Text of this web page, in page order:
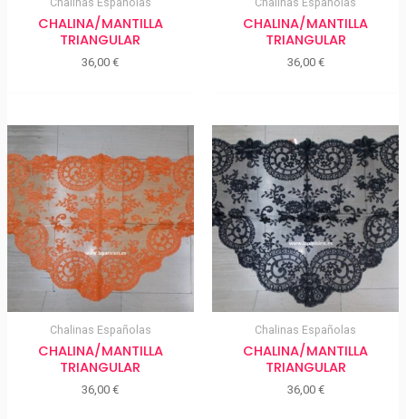
CHALINA/MANTILLA
TRIANGULAR
36,00€
CHALINA/MANTILLA
TRIANGULAR
36,00 €
Chalinas Españolas
CHALINA/MANTILLA
TRIANGULAR
36,00€
Chalinas Españolas
CHALINA/MANTILLA
TRIANGULAR
36,00 €